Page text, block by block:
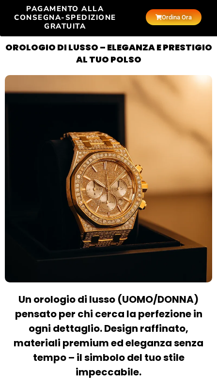
PAGAMENTO ALLA
CONSEGNA-SPEDIZIONE
GRATUITA
Ordina Ora
OROLOGIO DI LUSSO – ELEGANZA E PRESTIGIO
AL TUO POLSO
Un orologio di lusso (UOMO/DONNA)
pensato per chi cerca la perfezione in
ogni dettaglio. Design raffinato,
materiali premium ed eleganza senza
tempo – il simbolo del tuo stile
impeccabile.